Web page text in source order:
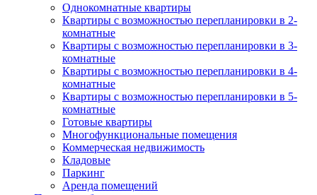
Однокомнатные квартиры
Квартиры с возможностью перепланировки в 2-
комнатные
Квартиры с возможностью перепланировки в 3-
комнатные
Квартиры с возможностью перепланировки в 4-
комнатные
Квартиры с возможностью перепланировки в 5-
комнатные
Готовые квартиры
Многофункциональные помещения
Коммерческая недвижимость
Кладовые
Паркинг
Аренда помещений